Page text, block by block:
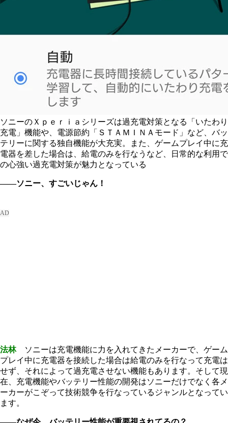
ソニーのＸｐｅｒｉａシリーズは過充電対策となる「いたわり
充電」機能や、電源節約「ＳＴＡＭＩＮＡモード」など、バッ
テリーに関する独自機能が大充実。また、ゲームプレイ中に充
電器を差した場合は、給電のみを行なうなど、日常的な利用で
の心強い過充電対策が魅力となっている
――ソニー、すごいじゃん！
法林ソニーは充電機能に力を入れてきたメーカーで、ゲーム
プレイ中に充電器を接続した場合は給電のみを行なって充電は
せず、それによって過充電させない機能もあります。そして現
在、充電機能やバッテリー性能の開発はソニーだけでなく各メ
ーカーがこぞって技術競争を行なっているジャンルとなってい
ます。